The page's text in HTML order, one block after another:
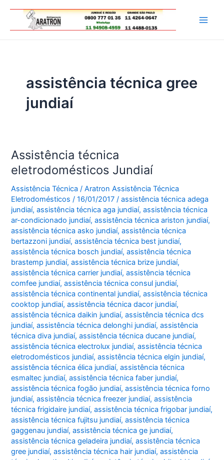
assistência técnica gree
jundiaí
Assistência técnica
eletrodomésticos Jundiaí
Assistência Técnica /Aratron Assistência Técnica
Eletrodomésticos/16/01/2017/assistência técnica adega
jundiaí,assistência técnica aga jundiaí,assistência técnica
ar-condicionado jundiaí,assistência técnica ariston jundiaí,
assistência técnica asko jundiaí,assistência técnica
bertazzoni jundiaí,assistência técnica best jundiaí,
assistência técnica bosch jundiaí,assistência técnica
brastemp jundiaí,assistência técnica brize jundiaí,
assistência técnica carrier jundiaí,assistência técnica
comfee jundiaí,assistência técnica consul jundiaí,
assistência técnica continental jundiaí,assistência técnica
cooktop jundiaí,assistência técnica dacor jundiaí,
assistência técnica daikin jundiaí,assistência técnica dcs
jundiaí,assistência técnica delonghi jundiaí,assistência
técnica diva jundiaí,assistência técnica ducane jundiaí,
assistência técnica electrolux jundiaí,assistência técnica
eletrodomésticos jundiaí,assistência técnica elgin jundiaí,
assistência técnica élica jundiaí,assistência técnica
esmaltec jundiaí,assistência técnica faber jundiaí,
assistência técnica fogão jundiaí,assistência técnica forno
jundiaí,assistência técnica freezer jundiaí,assistência
técnica frigidaire jundiaí,assistência técnica frigobar jundiaí,
assistência técnica fujitsu jundiaí,assistência técnica
gaggenau jundiaí,assistência técnica ge jundiaí,
assistência técnica geladeira jundiaí,assistência técnica
gree jundiaí,assistência técnica hair jundiaí,assistência